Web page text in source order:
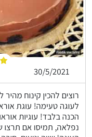
30/5/2021
רוצים להכין קינוח
לעוגה טעימה! עוגת
הכנה בלבד! עוגיות
נפלאה, תמיסו אם תרצו